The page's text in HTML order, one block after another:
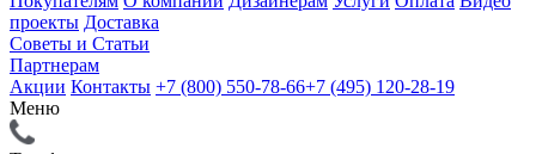
проекты Доставка
Советы и Статьи
Партнерам
Акции Контакты +7 (800) 550-78-66+7 (495) 120-28-19
Меню